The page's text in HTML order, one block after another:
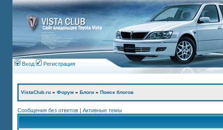
Вход Регистрация
VistaClub.ru » Форум » Блоги » Поиск блогов
Сообщения без ответов | Активные темы